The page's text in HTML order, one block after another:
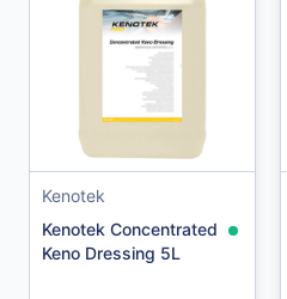
Granberg
Granberg Chemical protective
49,00 kr
Kenotek
Kenotek Concentrated
Keno Dressing 5L